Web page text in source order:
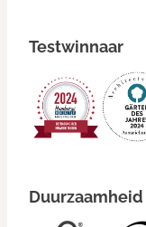
Testwinnaar
Duurzaamheid